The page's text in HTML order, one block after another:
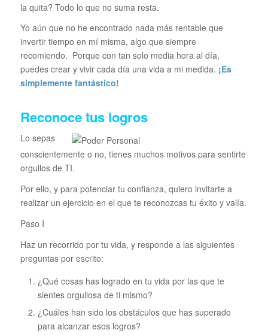
la quita? Todo lo que no suma resta.
Yo aún que no he encontrado nada más rentable que
invertir tiempo en mí misma, algo que siempre
recomiendo. Porque con tan solo media hora al día,
puedes crear y vivir cada día una vida a mi medida. ¡Es
simplemente fantástico!
Reconoce tus logros
Lo sepas
conscientemente o no, tienes muchos motivos para sentirte
orgullos de TI.
Por ello, y para potenciar tu confianza, quiero invitarte a
realizar un ejercicio en el que te reconozcas tu éxito y valía.
Paso I
Haz un recorrido por tu vida, y responde a las siguientes
preguntas por escrito:
¿Qué cosas has logrado en tu vida por las que te
sientes orgullosa de ti mismo?
¿Cuáles han sido los obstáculos que has superado
para alcanzar esos logros?